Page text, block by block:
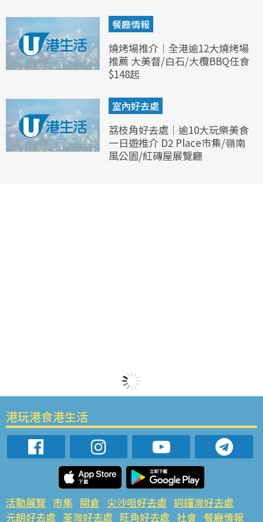
餐廳情報
燒烤場推介｜全港逾12大燒烤場
推薦 大美督/白石/大欖BBQ任食
$148起
室內好去處
荔枝角好去處｜逾10大玩樂美食
一日遊推介 D2 Place市集/嶺南
風公園/紅磚屋展覽廳
港玩港食港生活
活動展覽 市集 開倉 尖沙咀好去處 銅鑼灣好去處
元朗好去處 荃灣好去處 旺角好去處 社會 餐廳情報